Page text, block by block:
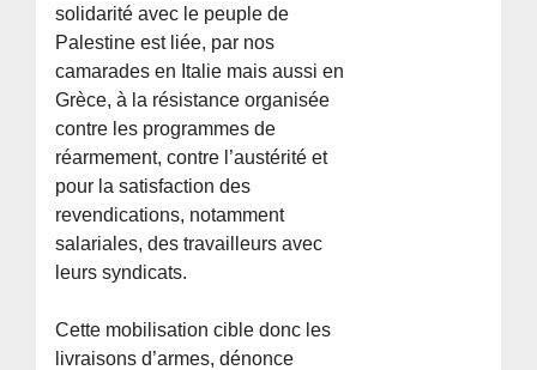
solidarité avec le peuple de
Palestine est liée, par nos
camarades en Italie mais aussi en
Grèce, à la résistance organisée
contre les programmes de
réarmement, contre l’austérité et
pour la satisfaction des
revendications, notamment
salariales, des travailleurs avec
leurs syndicats.
Cette mobilisation cible donc les
livraisons d’armes, dénonce